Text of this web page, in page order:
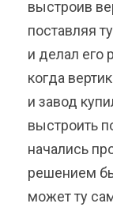
выстроив
поставляя
и делал его
когда
и завод
выстроить
начались
решением
может ту